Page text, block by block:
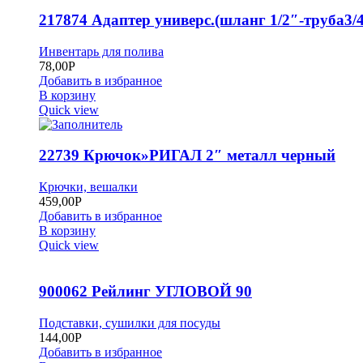
217874 Адаптер универс.(шланг 1/2″-труба3/
Инвентарь для полива
78,00Р
Добавить в избранное
В корзину
Quick view
22739 Крючок»РИГАЛ 2″ металл черный
Крючки, вешалки
459,00Р
Добавить в избранное
В корзину
Quick view
900062 Рейлинг УГЛОВОЙ 90
Подставки, сушилки для посуды
144,00Р
Добавить в избранное